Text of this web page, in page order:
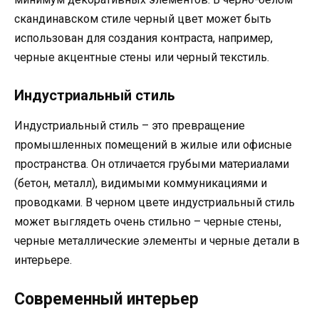
скандинавском стиле черный цвет может быть
использован для создания контраста, например,
черные акцентные стены или черный текстиль.
Индустриальный стиль
Индустриальный стиль – это превращение
промышленных помещений в жилые или офисные
пространства. Он отличается грубыми материалами
(бетон, металл), видимыми коммуникациями и
проводками. В черном цвете индустриальный стиль
может выглядеть очень стильно – черные стены,
черные металлические элементы и черные детали в
интерьере.
Современный интерьер